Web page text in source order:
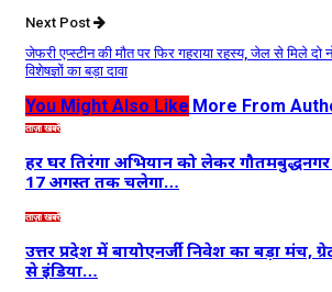
Next Post
जेफरी एप्स्टीन की मौत पर फिर गहराया रहस्य, जेल से मिले
विशेषज्ञों का बड़ा दावा
You Might Also Like More From
ताज़ा खबरें
हर घर तिरंगा अभियान को लेकर
17 अगस्त तक चलेगा…
ताज़ा खबरें
उत्तर प्रदेश में बायोएनर्जी निवेश का बड़ा मंच,
से इंडिया…